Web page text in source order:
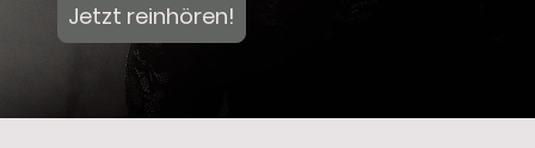
Jetzt reinhören!